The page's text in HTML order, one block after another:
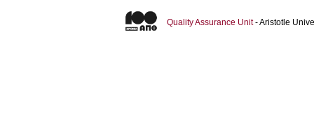
Quality Assurance Unit- Aristotle